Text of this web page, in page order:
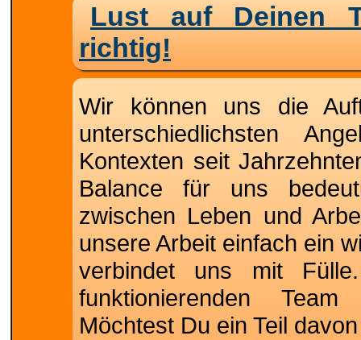
Lust auf Deinen
richtig!
Wir können uns die
unterschiedlichsten
Kontexten seit
Balance für uns
zwischen Leben und
unsere Arbeit einfach ein
verbindet uns mit
funktionierenden Team
Möchtest Du ein Teil